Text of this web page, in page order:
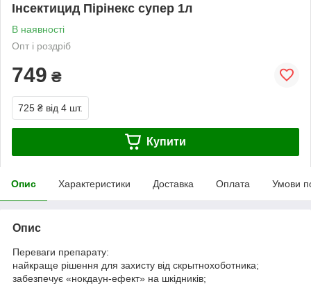
Інсектицид Пірінекс супер 1л
В наявності
Опт і роздріб
749 ₴
725 ₴ від 4 шт.
Купити
Опис Характеристики Доставка Оплата Умови
Опис
Переваги препарату:
найкраще рішення для захисту від скрытнохоботника;
забезпечує «нокдаун-ефект» на шкідників;